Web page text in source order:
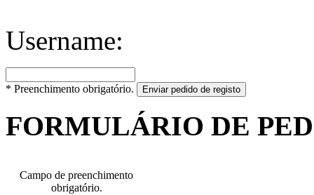
Username:
* Preenchimento obrigatório. Enviar pedido de registo
FORMULÁRIO DE
Campo de preenchimento
obrigatório.